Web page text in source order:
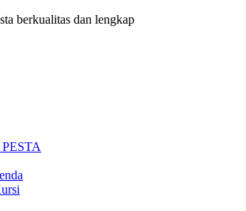
berkualitas dan lengkap